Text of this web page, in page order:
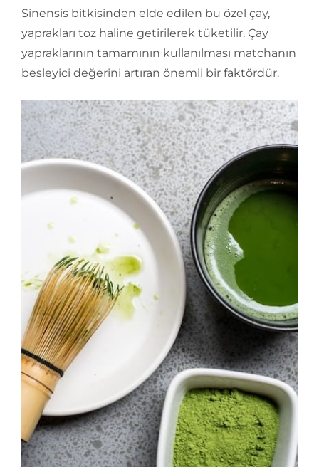
Sinensis bitkisinden elde edilen bu özel çay,
yaprakları toz haline getirilerek tüketilir. Çay
yapraklarının tamamının kullanılması matchanın
besleyici değerini artıran önemli bir faktördür.